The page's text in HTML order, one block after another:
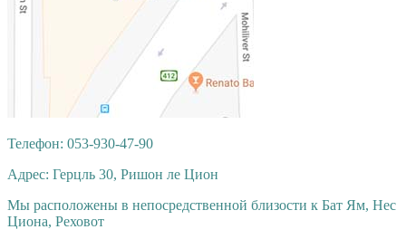
Телефон: 053-930-47-90
Адрес: Герцль 30, Ришон ле Цион
Мы расположены в непосредственной близости к Бат Ям, Нес
Циона, Реховот